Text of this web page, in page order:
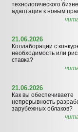
технологического
адаптация к новым
21.06.2026
Коллаборации с
необходимость или
ставка?
21.06.2026
Как вы обеспечиваете
непрерывность
зарубежных облаков?